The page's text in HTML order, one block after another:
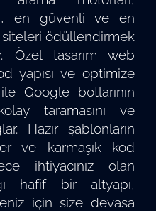
en güvenli ve en
siteleri ödüllendirmek
Özel tasarım web
yapısı ve optimize
Google botlarının
taramasını ve
Hazır şablonların
ve karmaşık kod
ihtiyacınız olan
hafif bir altyapı,
için size devasa